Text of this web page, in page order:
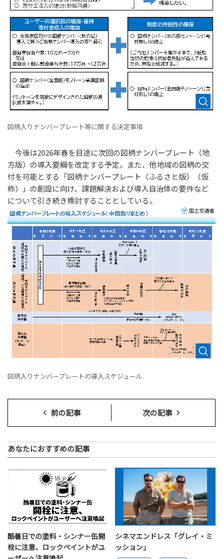
図柄入りナンバープレート等に関する決定事項
今後は2026年春を目途に次回の図柄ナンバープレート（地
方版）の導入要綱を改定する予定。また、他地域の図柄の交
付を可能とする「図柄ナンバープレート（ふるさと版）（仮
称）」の創設に向け、課題解決および導入自治体の要件など
について引き続き検討することとしている。
図柄入りナンバープレートの導入スケジュール
前の記事 次の記事
あなたにおすすめの記事
酷暑日での塗料・シンナー缶開
栓に注意、ロックペイントがユ
シネマエンドレス「グレイ・ミ
ッション」